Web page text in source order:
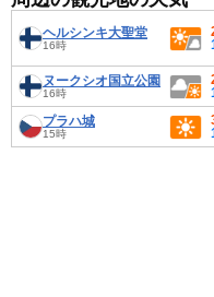
ヘルシンキ大聖堂
16時
ヌークシオ国立公園
16時
プラハ城
15時